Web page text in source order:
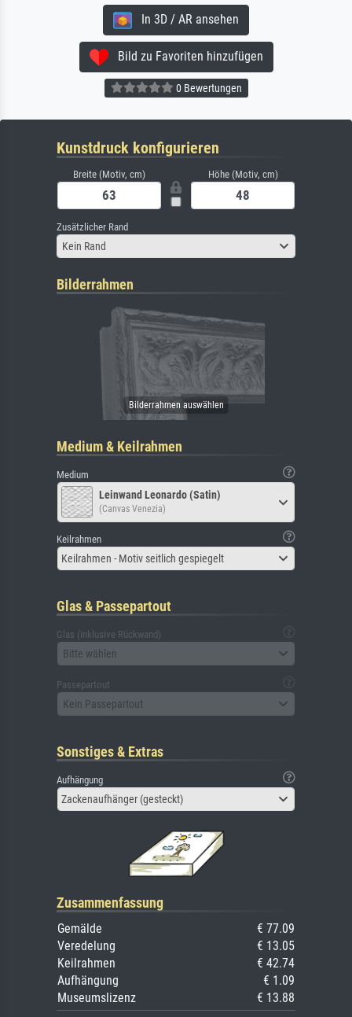
In 3D / AR ansehen
Bild zu Favoriten hinzufügen
0 Bewertungen
Kunstdruck konfigurieren
Breite (Motiv, cm) Höhe (Motiv, cm)
Zusätzlicher Rand
Kein Rand
Bilderrahmen
Medium & Keilrahmen
Medium
Leinwand Leonardo (Satin)
(Canvas Venezia)
Keilrahmen
Keilrahmen - Motiv seitlich gespiegelt
Glas & Passepartout
Glas (inklusive Rückwand)
Bitte wählen
Passepartout
Kein Passepartout
Sonstiges & Extras
Aufhängung
Zackenaufhänger (gesteckt)
Zusammenfassung
Gemälde
€ 77.09
Veredelung
€ 13.05
Keilrahmen
€ 42.74
Aufhängung
€ 1.09
Museumslizenz
€ 13.88